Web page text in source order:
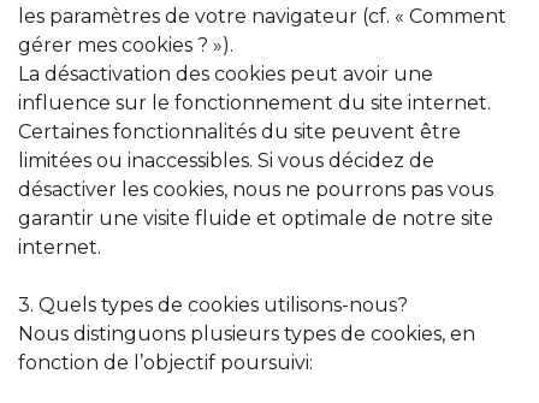
les paramètres de votre navigateur (cf. « Comment
gérer mes cookies ? »).
La désactivation des cookies peut avoir une
influence sur le fonctionnement du site internet.
Certaines fonctionnalités du site peuvent être
limitées ou inaccessibles. Si vous décidez de
désactiver les cookies, nous ne pourrons pas vous
garantir une visite fluide et optimale de notre site
internet.
3. Quels types de cookies utilisons-nous?
Nous distinguons plusieurs types de cookies, en
fonction de l’objectif poursuivi: